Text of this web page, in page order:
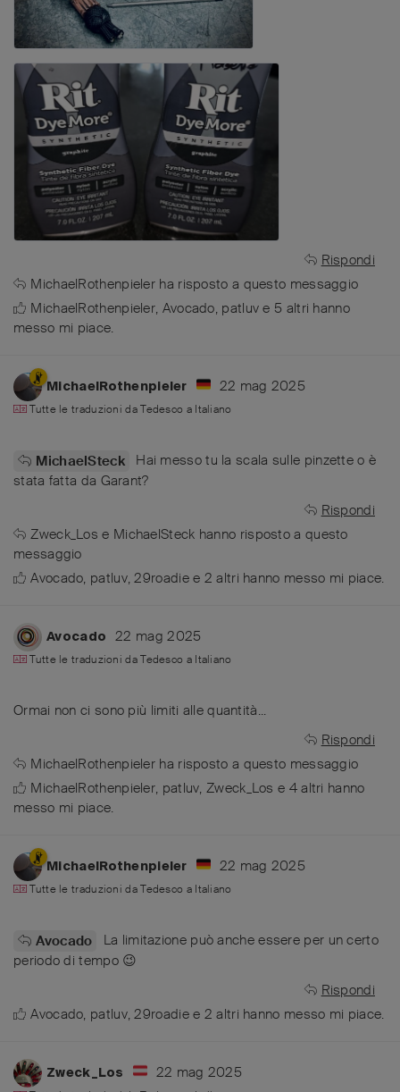
Rispondi
MichaelRothenpieler ha risposto a questo messaggio
MichaelRothenpieler, Avocado, patluv e 5 altri hanno
messo mi piace.
MichaelRothenpieler 22 mag 2025
Tutte le traduzioni daTedesco a Italiano
MichaelSteck
Hai messo tu la scala sulle pinzette o è
stata fatta da Garant?
Rispondi
Zweck_Los e MichaelSteck hanno risposto a questo
messaggio
Avocado, patluv,29roadiee 2 altri hanno messo mi piace.
Avocado 22 mag 2025
Tutte le traduzioni daTedesco a Italiano
Ormai non ci sono più limiti alle quantità...
Rispondi
MichaelRothenpieler ha risposto a questo messaggio
MichaelRothenpieler, patluv,Zweck_Los e 4altri hanno
messo mi piace.
MichaelRothenpieler 22 mag 2025
Tutte le traduzioni daTedesco a Italiano
Avocado
La limitazione può anche essere per un certo
periodo di tempo 😉
Rispondi
Avocado, patluv,29roadiee 2 altri hanno messo mi piace.
Zweck_Los 22 mag 2025